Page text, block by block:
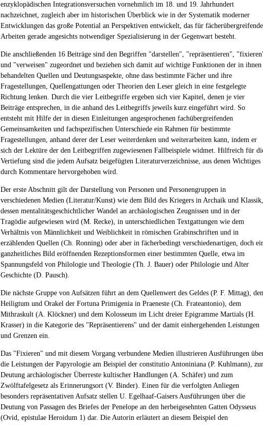
enzyklopädischen Integrationsversuchen vornehmlich im 18. und 19. Jahrhundert
nachzeichnet, zugleich aber im historischen Überblick wie in der Systematik moderner
Entwicklungen das große Potential an Perspektiven entwickelt, das für
Arbeiten gerade angesichts notwendiger Spezialisierung in der Gegenwart besteht.
Die anschließenden 16 Beiträge sind den Begriffen "darstellen", "repräsentieren",
und "verweisen" zugeordnet und beziehen sich damit auf wichtige Funktionen der in ihnen
behandelten Quellen und Deutungsaspekte, ohne dass bestimmte Fächer und ihre
Fragestellungen, Quellengattungen oder Theorien den Leser gleich in eine festgelegte
Richtung lenken. Durch die vier Leitbegriffe ergeben sich vier Kapitel, denen je vier
Beiträge entsprechen, in die anhand des Leitbegriffs jeweils kurz eingeführt wird. So
entsteht mit Hilfe der in diesen Einleitungen angesprochenen fachübergreifenden
Gemeinsamkeiten und fachspezifischen Unterschiede ein Rahmen für bestimmte
Fragestellungen, anhand derer der Leser weiterdenken und weiterarbeiten kann, indem er
sich der Lektüre der den Leitbegriffen zugewiesenen Fallbeispiele widmet. Hilfreich für
Vertiefung sind die jedem Aufsatz beigefügten Literaturverzeichnisse, aus denen Wichtiges
durch Kommentare hervorgehoben wird.
Der erste Abschnitt gilt der Darstellung von Personen und Personengruppen in
verschiedenen Medien (Literatur/Kunst) wie dem Bild des Kriegers in Archaik und Klassik,
dessen mentalitätsgeschichtlicher Wandel an archäologischen Zeugnissen und in der
Tragödie aufgewiesen wird (M. Recke), in unterschiedlichen Textgattungen wie dem
Verhältnis von Männlichkeit und Weiblichkeit in römischen Grabinschriften und in
erzählenden Quellen (Ch. Ronning) oder aber in fächerbedingt verschiedenartigen, doch
ganzheitliches Bild eröffnenden Rezeptionsformen einer bestimmten Quelle, etwa im
Spannungsfeld von Philologie und Theologie (Th. J. Bauer) oder Philologie und Alter
Geschichte (D. Pausch).
Die nächste Gruppe von Aufsätzen führt an dem Quellenwert des Geldes (P. F. Mittag),
Heiligtum und Orakel der Fortuna Primigenia in Praeneste (Ch. Frateantonio), dem
Mithraskult (A. Klöckner) und dem Kolosseum im Licht dreier Epigramme Martials (H.
Krasser) in die Kategorie des "Repräsentierens" und der damit einhergehenden Leistungen
und Grenzen ein.
Das "Fixieren" und mit diesem Vorgang verbundene Medien illustrieren Ausführungen
die Leistungen der Papyrologie am Beispiel der constitutio Antoniniana (P. Kuhlmann), zur
Deutung archäologischer Überreste kultischer Handlungen (A. Schäfer) und zum
Zwölftafelgesetz als Erinnerungsort (V. Binder). Einen für die verfolgten Anliegen
besonders repräsentativen Aufsatz stellen U. Egelhaaf-Gaisers Ausführungen über die
Deutung von Passagen des Briefes der Penelope an den herbeigesehnten Gatten Odysseus
(Ovid, epistulae Heroidum 1) dar. Die Autorin erläutert an diesem Beispiel den